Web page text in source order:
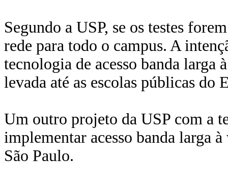
Segundo a USP, se os testes
rede para todo o campus. A
tecnologia de acesso banda larga
levada até as escolas públicas do
Um outro projeto da USP com a
implementar acesso banda larga
São Paulo.